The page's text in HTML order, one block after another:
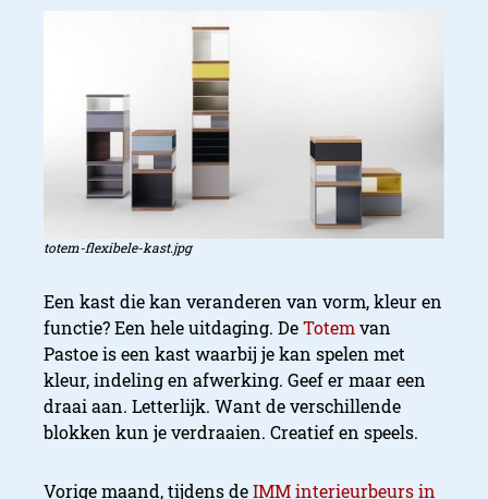
totem-flexibele-kast.jpg
Een kast die kan veranderen van vorm, kleur en
functie? Een hele uitdaging. DeTotemvan
Pastoe is een kast waarbij je kan spelen met
kleur, indeling en afwerking. Geef er maar een
draai aan. Letterlijk. Want de verschillende
blokken kun je verdraaien. Creatief en speels.
Vorige maand, tijdens deIMM interieurbeurs in